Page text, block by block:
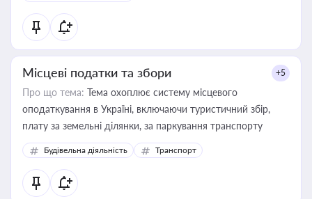
Місцеві податки та збори +5
Про що тема: Тема охоплює систему місцевого
оподаткування в Україні, включаючи туристичний збір,
плату за земельні ділянки, за паркування транспорту
Будівельна діяльність Транспорт